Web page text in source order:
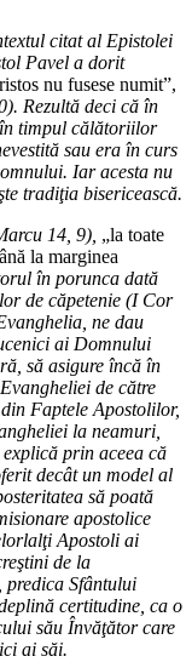
citat al Epistolei
Pavel a dorit
nu fusese numit”,
Rezultă deci că în
timpul călătoriilor
sau era în curs
Iar acesta nu
tradiţia bisericească.
14, 9), „la toate
la marginea
în porunca dată
de căpetenie (I Cor
ne dau
ai Domnului
să asigure încă în
de către
Faptele Apostolilor,
la neamuri,
prin aceea că
decât un model al
să poată
apostolice
Apostoli ai
de la
Sfântului
certitudine, ca o
său Învăţător care
ai săi.